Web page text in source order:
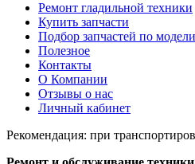
Ремонт гладильной техники
Купить запчасти
Подбор запчастей по модели
Полезное
Контакты
О Компании
Отзывы о нас
Личный кабинет
Рекомендация: при